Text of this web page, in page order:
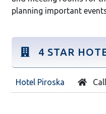
planning important
4 STAR
Hotel Piroska